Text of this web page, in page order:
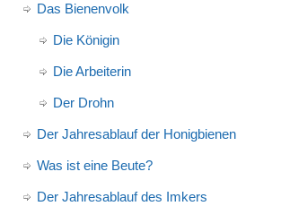
Das Bienenvolk
Die Königin
Die Arbeiterin
Der Drohn
Der Jahresablauf der Honigbienen
Was ist eine Beute?
Der Jahresablauf des Imkers